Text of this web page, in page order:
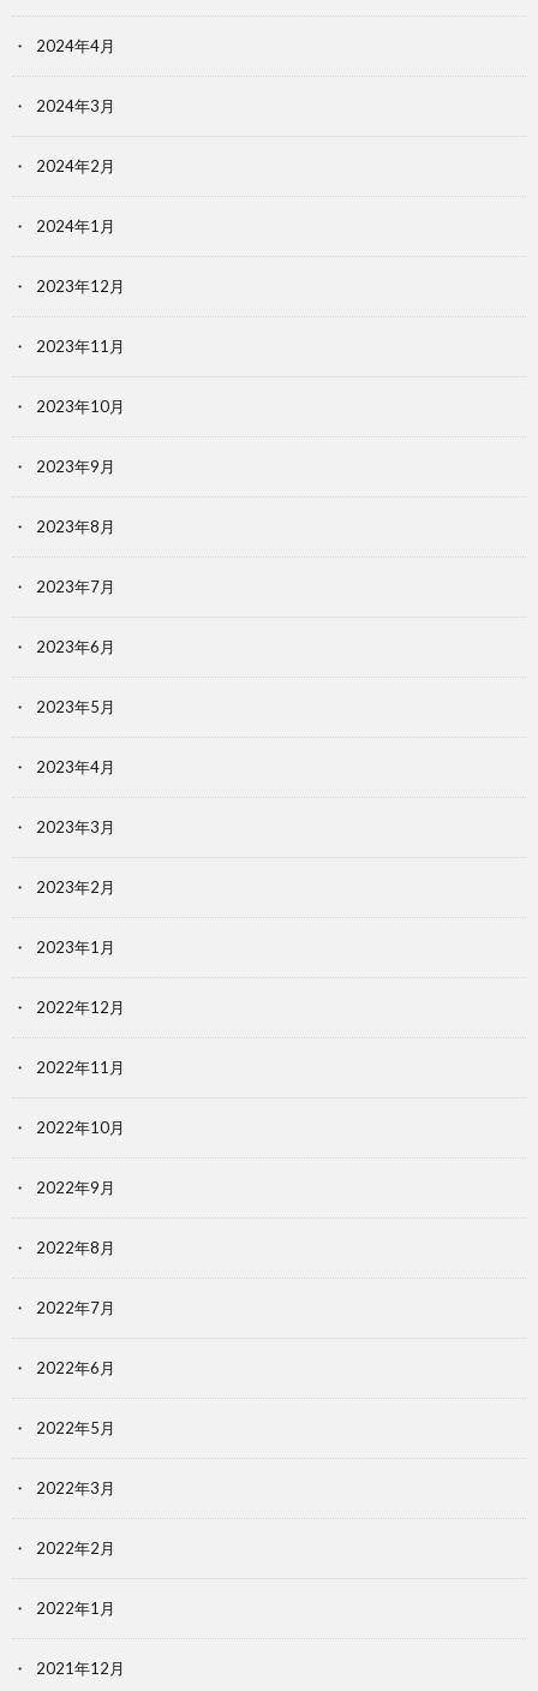
2024年4月
2024年3月
2024年2月
2024年1月
2023年12月
2023年11月
2023年10月
2023年9月
2023年8月
2023年7月
2023年6月
2023年5月
2023年4月
2023年3月
2023年2月
2023年1月
2022年12月
2022年11月
2022年10月
2022年9月
2022年8月
2022年7月
2022年6月
2022年5月
2022年3月
2022年2月
2022年1月
2021年12月